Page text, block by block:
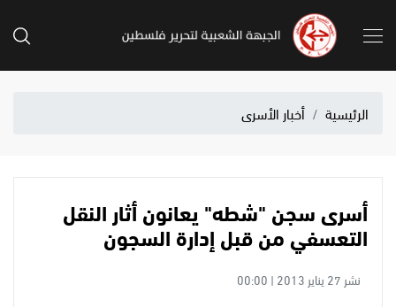
الرئيسية أخبار الأسرى
أسرى سجن "شطه" يعانون أثار النقل
التعسفي من قبل إدارة السجون
نشر 27 يناير 2013 | 00:00